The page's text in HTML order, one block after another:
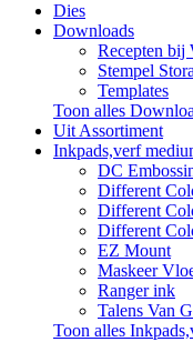
Dies
Downloads
Recepten bij
Stempel
Templates
Toon alles
Uit Assortiment
Inkpads,verf
DC
Different
Different
Different
EZ Mount
Maskeer
Ranger ink
Talens Van
Toon alles